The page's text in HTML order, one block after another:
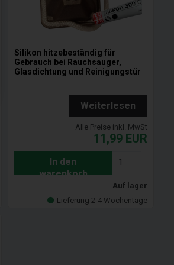
Silikon hitzebeständig für
Gebrauch bei Rauchsauger,
Glasdichtung und Reinigungstür
Weiterlesen
Alle Preise inkl. MwSt
11,99 EUR
In den
warenkorb
Auf lager
Lieferung 2-4 Wochentage